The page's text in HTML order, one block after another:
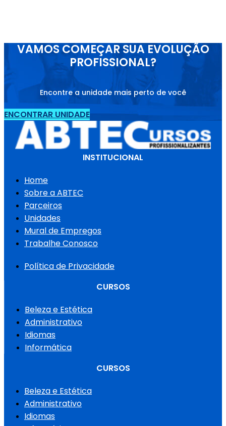
VAMOS COMEÇAR SUA EVOLUÇÃO
PROFISSIONAL?
Encontre a unidade mais perto de você
ENCONTRAR UNIDADE
INSTITUCIONAL
Home
Sobre a ABTEC
Parceiros
Unidades
Mural de Empregos
Trabalhe Conosco
Política de Privacidade
CURSOS
Beleza e Estética
Administrativo
Idiomas
Informática
CURSOS
Beleza e Estética
Administrativo
Idiomas